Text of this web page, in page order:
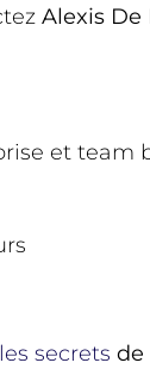
Alexis De
et team
secrets de